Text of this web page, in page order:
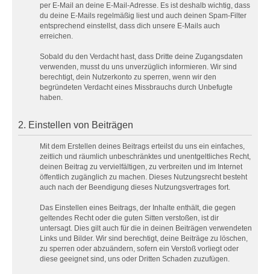
per E-Mail an deine E-Mail-Adresse. Es ist deshalb wichtig, dass
du deine E-Mails regelmäßig liest und auch deinen Spam-Filter
entsprechend einstellst, dass dich unsere E-Mails auch
erreichen.
Sobald du den Verdacht hast, dass Dritte deine Zugangsdaten
verwenden, musst du uns unverzüglich informieren. Wir sind
berechtigt, dein Nutzerkonto zu sperren, wenn wir den
begründeten Verdacht eines Missbrauchs durch Unbefugte
haben.
2. Einstellen von Beiträgen
Mit dem Erstellen deines Beitrags erteilst du uns ein einfaches,
zeitlich und räumlich unbeschränktes und unentgeltliches Recht,
deinen Beitrag zu vervielfältigen, zu verbreiten und im Internet
öffentlich zugänglich zu machen. Dieses Nutzungsrecht besteht
auch nach der Beendigung dieses Nutzungsvertrages fort.
Das Einstellen eines Beitrags, der Inhalte enthält, die gegen
geltendes Recht oder die guten Sitten verstoßen, ist dir
untersagt. Dies gilt auch für die in deinen Beiträgen verwendeten
Links und Bilder. Wir sind berechtigt, deine Beiträge zu löschen,
zu sperren oder abzuändern, sofern ein Verstoß vorliegt oder
diese geeignet sind, uns oder Dritten Schaden zuzufügen.